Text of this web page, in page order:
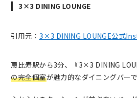
3×3 DINING LOUNGE
引用元：3×3 DINING LOUNGE公式
恵比寿駅から3分、『3×3 DINING
の完全個室が魅力的なダイニングバー